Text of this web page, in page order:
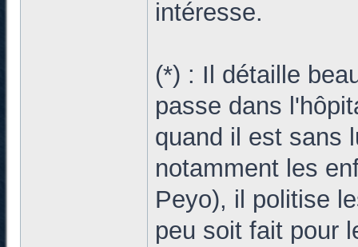
intéresse.
(*) : Il détaille
passe dans
quand il est sans
notamment les
Peyo), il politise
peu soit fait pour